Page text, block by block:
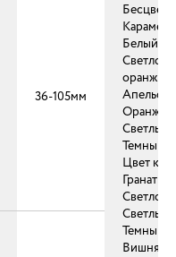
36-105мм
Карамель
Белый
Светло-
Апельсин
Светлый
Темный
Цвет
Гранат
Светло-
Светлый
Темный
Вишня